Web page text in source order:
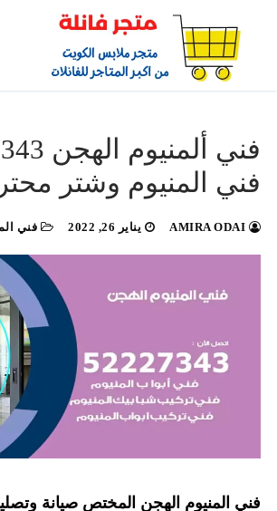
المحتوى
فني
فني المنيوم وشتر
يناير 26, 2022 فني
فني المنيوم الهجن المختص صيانة